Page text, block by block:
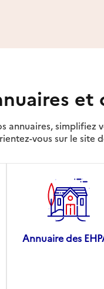
et
annuaires, simplifiez
vous sur le site
Annuaire des